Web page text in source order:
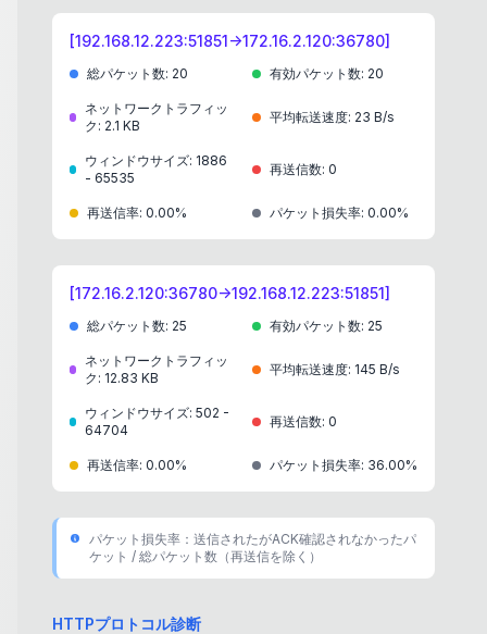
Accept-Language :zh-CN,zh;q=0.9,e
n;q=0.8\r\n
Proxy-Connection:keep-alive
Upgrade-Insecure-Requests
\r\n
[Send DL=467]
172.16.2.120:36780
2023-11-28 06:37:08.954 ESTABLISHED
seq：354282778
DL=467]
[192.168.12.223:51851->172.16.2.120:36780]
総パケット数: 20 有効パケット数: 20
ネットワークトラフィッ
ク : 2.1 KB
平均転送速度: 23 B/s
ウィンドウサイズ: 1886
-65535
再送信数: 0
再送信率: 0.00% パケット損失率: 0.00%
[172.16.2.120:36780->192.168.12.223:51851]
総パケット数: 25 有効パケット数: 25
ネットワークトラフィッ
ク : 12.83 KB
平均転送速度: 145 B/s
ウィンドウサイズ:502 -
64704
再送信数: 0
再送信率: 0.00% パケット損失率: 36.00%
パケット損失率：送信されたがACK確認されなかったパ
ケット / 総パケット数（再送信を除く）
HTTPプロトコル診断